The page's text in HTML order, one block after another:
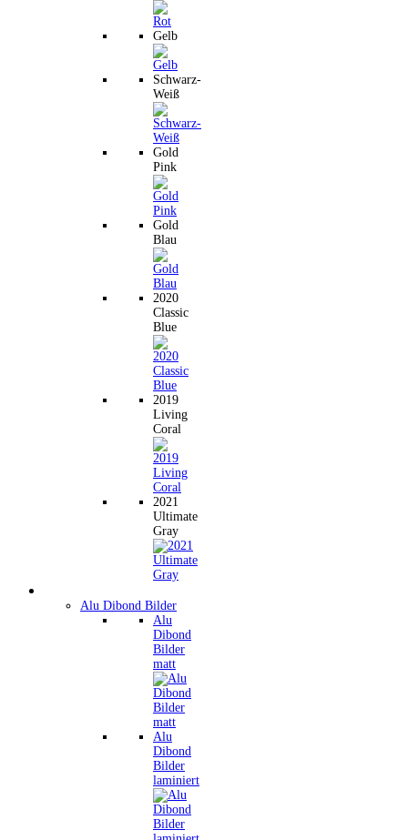
Gelb
Schwarz-
Weiß
Gold
Pink
Gold
Blau
2020
Classic
Blue
2019
Living
Coral
2021
Ultimate
Gray
Alu Dibond Bilder
Alu
Dibond
Bilder
matt
Alu
Dibond
Bilder
laminiert